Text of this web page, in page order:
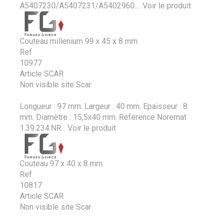
A5407230/A5407231/A5402960....
Voir le produit
Couteau millenium 99 x 45 x 8 mm
Ref
10977
Article SCAR
Non visible site Scar
Longueur : 97 mm. Largeur : 40 mm. Epaisseur : 8
mm. Diamètre : 15,5x40 mm. Référence Noremat
1.39.234.NR...
Voir le produit
Couteau 97 x 40 x 8 mm
Ref
10817
Article SCAR
Non visible site Scar